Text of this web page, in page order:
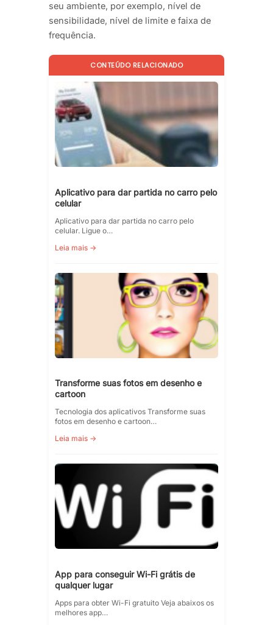
seu ambiente, por exemplo, nível de
sensibilidade, nível de limite e faixa de
frequência.
CONTEÚDO RELACIONADO
Aplicativo para dar partida no carro pelo
celular
Aplicativo para dar partida no carro pelo
celular. Ligue o…
Leia mais →
Transforme suas fotos em desenho e
cartoon
Tecnologia dos aplicativos Transforme suas
fotos em desenho e cartoon…
Leia mais →
App para conseguir Wi-Fi grátis de
qualquer lugar
Apps para obter Wi-Fi gratuito Veja abaixos os
melhores app…